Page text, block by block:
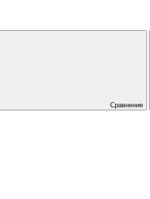
Сравнение